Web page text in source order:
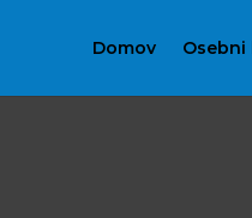
Domov Osebni